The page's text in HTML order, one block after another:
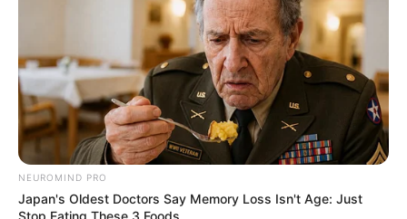
NEUROMIND PRO
Japan's Oldest Doctors Say Memory Loss Isn't Age: Just